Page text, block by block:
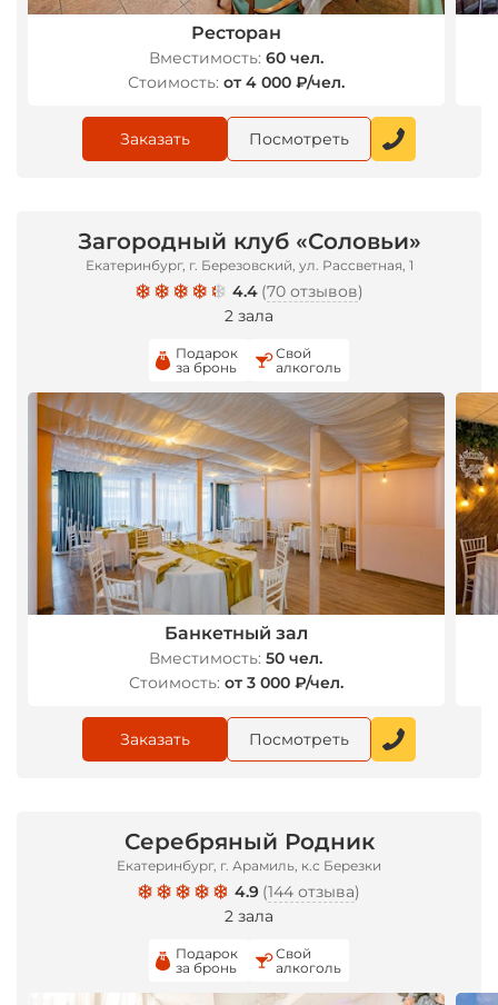
Ресторан
Вместимость: 60 чел.
Стоимость: от 4 000 ₽/чел.
Заказать Посмотреть
Загородный клуб «Соловьи»
Екатеринбург, г. Березовский, ул. Рассветная, 1
4.4 (70 отзывов)
2 зала
Подарок
за бронь
Свой
алкоголь
Банкетный зал
Вместимость: 50 чел.
Стоимость: от 3 000 ₽/чел.
Заказать Посмотреть
Серебряный Родник
Екатеринбург, г. Арамиль, к.с Березки
4.9 (144 отзыва)
2 зала
Подарок
за бронь
Свой
алкоголь